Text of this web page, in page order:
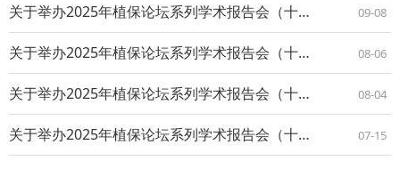
关于举办2025年植保论坛系列学术报告会（十九）的通知 09-08
关于举办2025年植保论坛系列学术报告会（十八）的通知 08-06
关于举办2025年植保论坛系列学术报告会（十七）的通知 08-04
关于举办2025年植保论坛系列学术报告会（十六）的通知 07-15